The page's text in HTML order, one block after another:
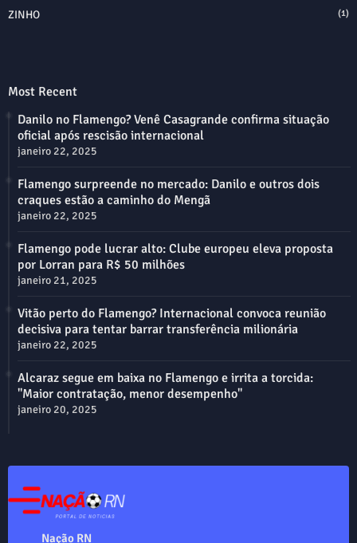
ZINHO (1)
Most Recent
Danilo no Flamengo? Venê Casagrande confirma situação
oficial após rescisão internacional
janeiro 22, 2025
Flamengo surpreende no mercado: Danilo e outros dois
craques estão a caminho do Mengã
janeiro 22, 2025
Flamengo pode lucrar alto: Clube europeu eleva proposta
por Lorran para R$ 50 milhões
janeiro 21, 2025
Vitão perto do Flamengo? Internacional convoca reunião
decisiva para tentar barrar transferência milionária
janeiro 22, 2025
Alcaraz segue em baixa no Flamengo e irrita a torcida:
"Maior contratação, menor desempenho"
janeiro 20, 2025
Nação RN